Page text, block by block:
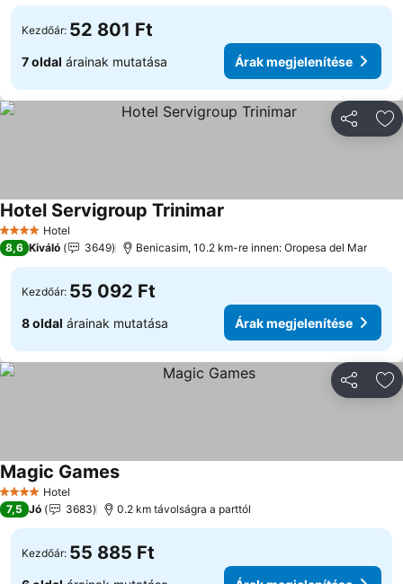
Kezdőár: 52 801 Ft
7 oldal árainak mutatása Árak megjelenítése
4 KategóriaHotel
Hotel Servigroup Trinimar
8,6 Kiváló 3649 Benicasim, 10.2 km-re innen: Oropesa del Mar
Kezdőár: 55 092 Ft
8 oldal árainak mutatása Árak megjelenítése
4 KategóriaHotel
Magic GamesÁrak megjelenítése
7,5 Jó 3683 0.2 km távolságra a parttól
Kezdőár: 55 885 Ft